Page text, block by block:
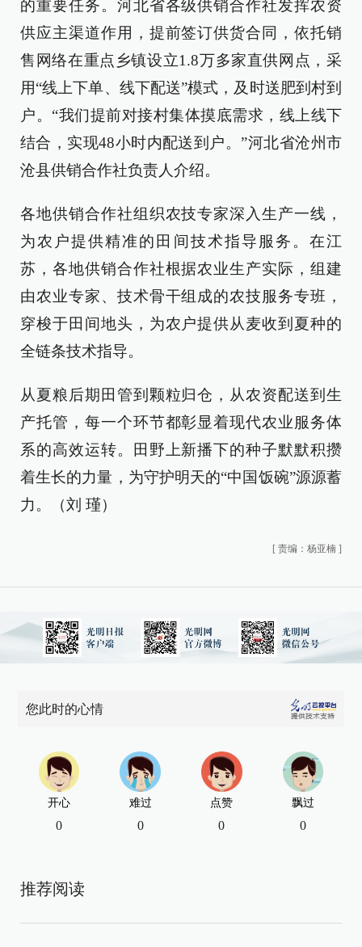
的重要任务。河北省各级供销合作社发挥农资
供应主渠道作用，提前签订供货合同，依托销
售网络在重点乡镇设立1.8万多家直供网点，采
用“线上下单、线下配送”模式，及时送肥到村到
户。“我们提前对接村集体摸底需求，线上线下
结合，实现48小时内配送到户。”河北省沧州市
沧县供销合作社负责人介绍。
各地供销合作社组织农技专家深入生产一线，
为农户提供精准的田间技术指导服务。在江
苏，各地供销合作社根据农业生产实际，组建
由农业专家、技术骨干组成的农技服务专班，
穿梭于田间地头，为农户提供从麦收到夏种的
全链条技术指导。
从夏粮后期田管到颗粒归仓，从农资配送到生
产托管，每一个环节都彰显着现代农业服务体
系的高效运转。田野上新播下的种子默默积攒
着生长的力量，为守护明天的“中国饭碗”源源蓄
力。（刘 瑾）
[ 责编：杨亚楠 ]
您此时的心情
开心
0
难过
0
点赞
0
飘过
0
推荐阅读